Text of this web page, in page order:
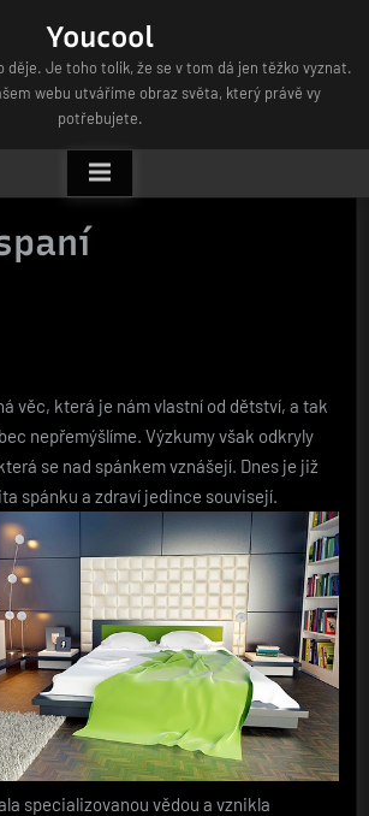
Youcool
děje. Je toho tolik, že se v tom dá jen těžko vyznat.
webu utváříme obraz světa, který právě vy
potřebujete.
věc, která je nám vlastní od dětství, a tak
nepřemýšlíme. Výzkumy však odkryly
se nad spánkem vznášejí. Dnes je již
spánku a zdraví jedince souvisejí.
specializovanou vědou a vznikla